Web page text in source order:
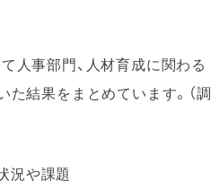
人事部門、人材育成に関わる
結果をまとめています。（調
況や課題